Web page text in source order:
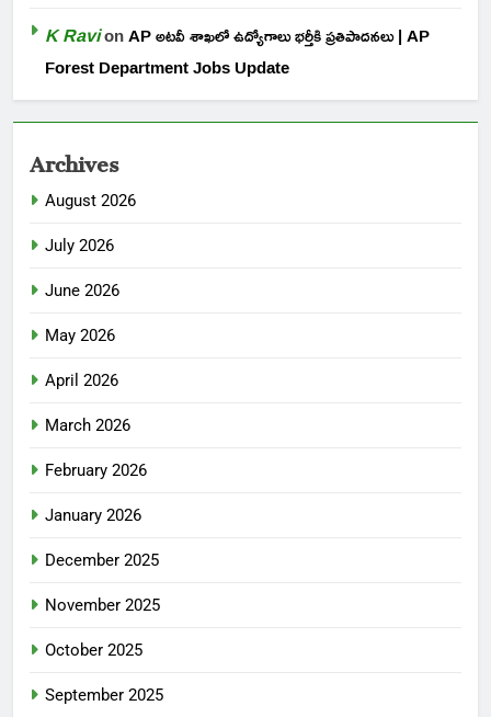
K RavionAP అటవీ శాఖలో ఉద్యోగాలు భర్తీకి ప్రతిపాదనలు | AP
Forest Department Jobs Update
Archives
August 2026
July 2026
June 2026
May 2026
April 2026
March 2026
February 2026
January 2026
December 2025
November 2025
October 2025
September 2025